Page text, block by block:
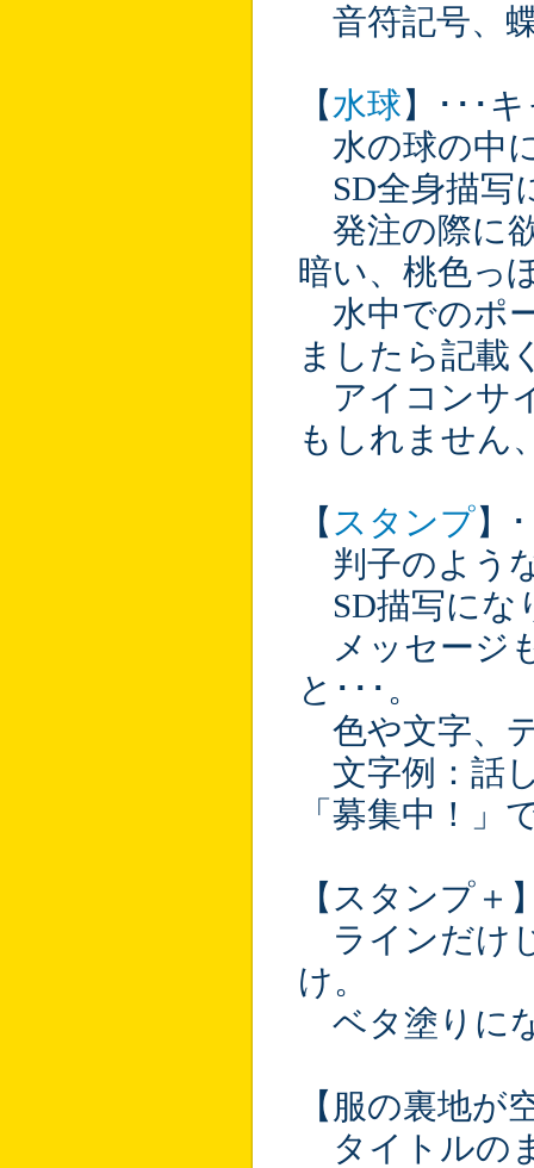
音符記号、
【水球】･･･
水の球の中
SD全身描写
発注の際に
暗い、桃色っ
水中でのポ
ましたら記載
アイコンサ
もしれません
【 スタンプ】
判子のよう
SD描写にな
メッセージ
と･･･。
色や文字、
文字例：話
「募集中！」
【スタンプ＋
ラインだけ
け。
ベタ塗りに
【服の裏地が
タイトルの